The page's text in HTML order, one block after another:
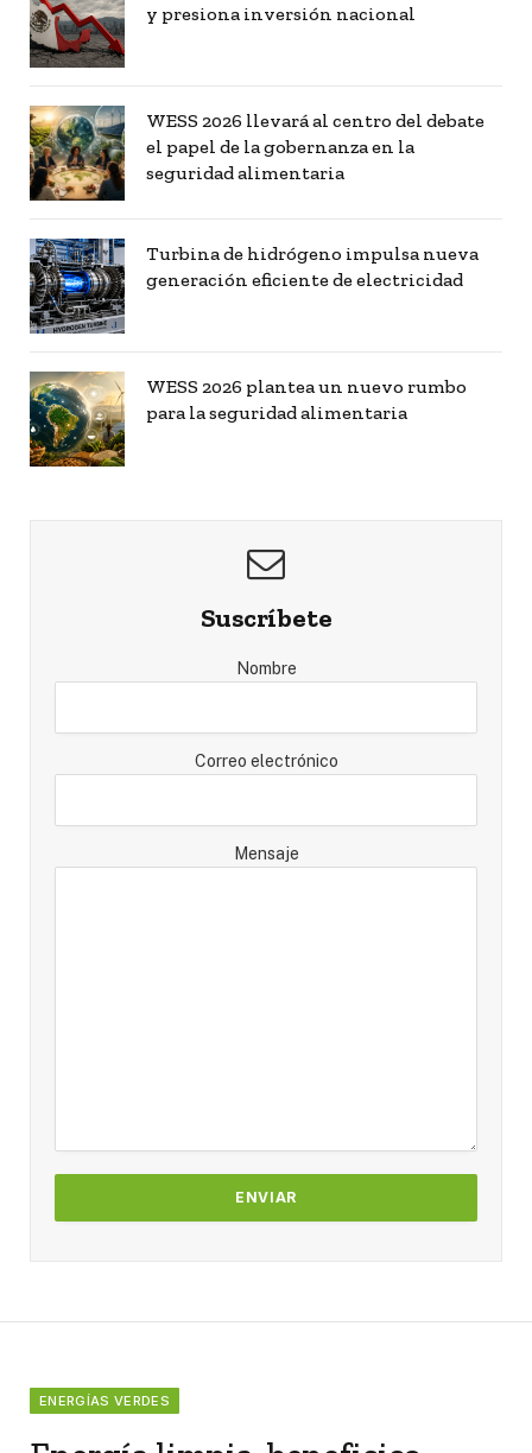
y presiona inversión nacional
WESS 2026 llevará al centro del debate
el papel de la gobernanza en la
seguridad alimentaria
Turbina de hidrógeno impulsa nueva
generación eficiente de electricidad
WESS 2026 plantea un nuevo rumbo
para la seguridad alimentaria
Suscríbete
Nombre
Correo electrónico
Mensaje
ENERGÍAS VERDES